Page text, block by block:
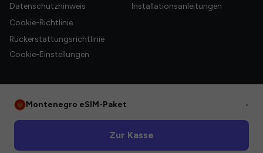
Datenschutzhinweis
Cookie-Richtlinie
Rückerstattungsrichtlinie
Cookie-Einstellungen
Installationsanleitungen
Montenegro eSIM-Paket •
Zur Kasse